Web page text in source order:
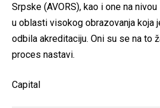
Srpske (AVORS), kao i one na
u oblasti visokog obrazovanja koja
odbila akreditaciju. Oni su se na to
proces nastavi.
Capital